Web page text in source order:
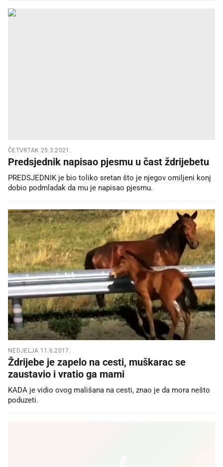
ČETVRTAK 25.3.2021.
Predsjednik napisao pjesmu u čast ždrijebetu
PREDSJEDNIK je bio toliko sretan što je njegov omiljeni konj
dobio podmladak da mu je napisao pjesmu.
NEDJELJA 11.6.2017.
Ždrijebe je zapelo na cesti, muškarac se
zaustavio i vratio ga mami
KADA je vidio ovog mališana na cesti, znao je da mora nešto
poduzeti.